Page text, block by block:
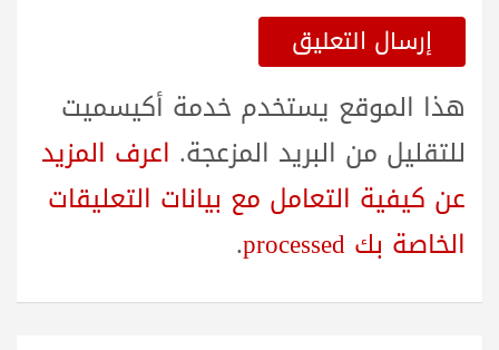
هذا الموقع يستخدم خدمة أكيسميت
للتقليل من البريد المزعجة. اعرف المزيد
عن كيفية التعامل مع بيانات التعليقات
الخاصة بك processed
.